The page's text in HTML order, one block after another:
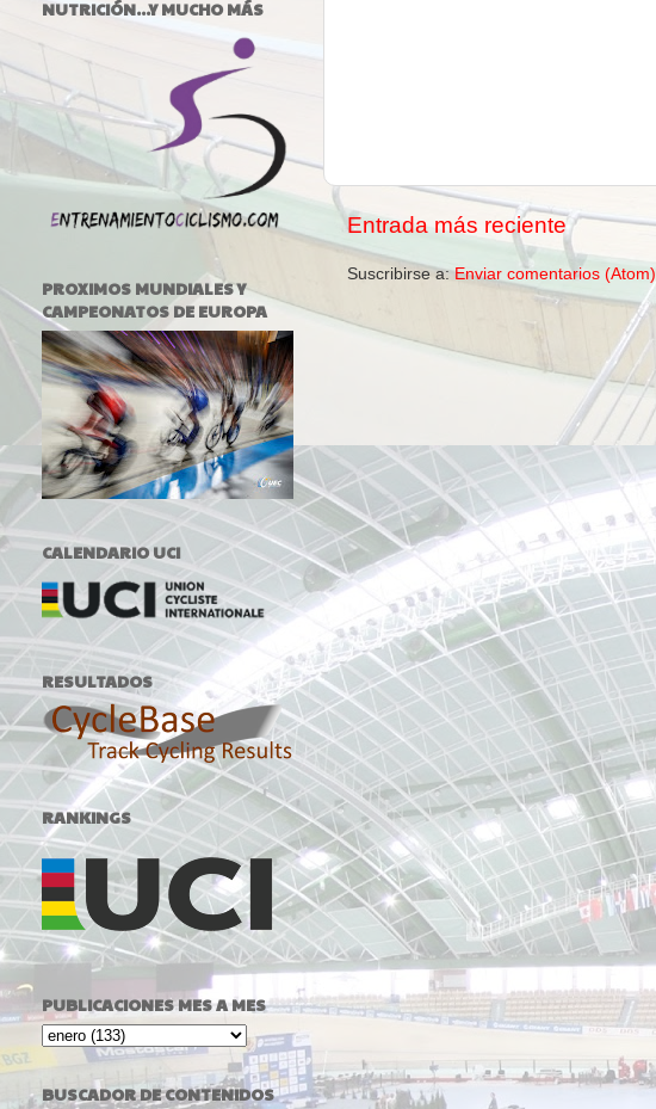
Entrada más reciente
Suscribirse a:Enviar comentarios (Atom)
NUTRICIÓN...Y MUCHO MÁS
PROXIMOS MUNDIALES Y
CAMPEONATOS DE EUROPA
CALENDARIO UCI
RESULTADOS
RANKINGS
PUBLICACIONES MES A MES
BUSCADOR DE CONTENIDOS